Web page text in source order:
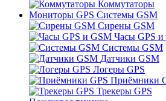
Коммутаторы
Мониторы GPS Системы GSM
Сирены GSM
Часы GPS и
Системы GSM
Датчики GSM
Логеры GPS
Приёмники
Трекеры GPS